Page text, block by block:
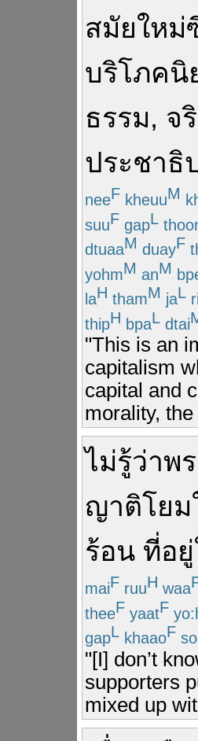
สมัยใหม่
บริโภคนิ
ธรรม, จ
ประชาธิ
neeF kheuuM
suuF gapL
dtuaaM duayF
yohmM anM
laH thamM jaL
thipH bpaL dtai
"This is an
capitalism
capital and
morality,
ไม่รู้ว่าพ
ญาติโยม
ร้อน ที่อยู่
maiF ruuH waa
theeF yaatF
gapL khaaoF
"[I] don’t
supporters
mixed up